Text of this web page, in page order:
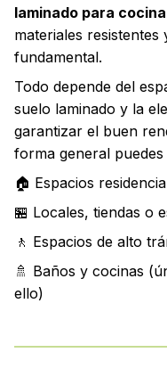
laminado para cocina
materiales resistentes
fundamental.
Todo depende del
suelo laminado y la
garantizar el buen
forma general
🏠 Espacios
🏪 Locales, tiendas o
🚶 Espacios de alto
🚿 Baños y cocinas
ello)